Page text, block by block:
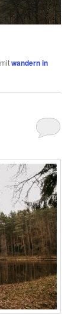
wandern in